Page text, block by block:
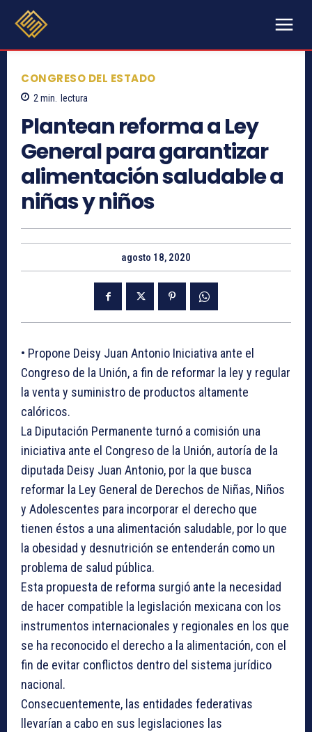
CONGRESO DEL ESTADO
2 min. lectura
Plantean reforma a Ley
General para garantizar
alimentación saludable a
niñas y niños
agosto 18, 2020
• Propone Deisy Juan Antonio Iniciativa ante el
Congreso de la Unión, a fin de reformar la ley y regular
la venta y suministro de productos altamente
calóricos.
La Diputación Permanente turnó a comisión una
iniciativa ante el Congreso de la Unión, autoría de la
diputada Deisy Juan Antonio, por la que busca
reformar la Ley General de Derechos de Niñas, Niños
y Adolescentes para incorporar el derecho que
tienen éstos a una alimentación saludable, por lo que
la obesidad y desnutrición se entenderán como un
problema de salud pública.
Esta propuesta de reforma surgió ante la necesidad
de hacer compatible la legislación mexicana con los
instrumentos internacionales y regionales en los que
se ha reconocido el derecho a la alimentación, con el
fin de evitar conflictos dentro del sistema jurídico
nacional.
Consecuentemente, las entidades federativas
llevarían a cabo en sus legislaciones las